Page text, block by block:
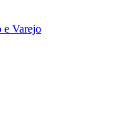
e Varejo